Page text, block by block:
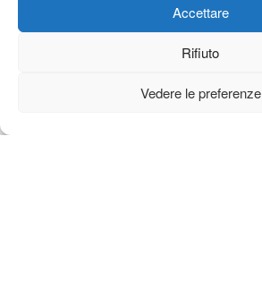
Accettare
Rifiuto
Vedere le preferenze